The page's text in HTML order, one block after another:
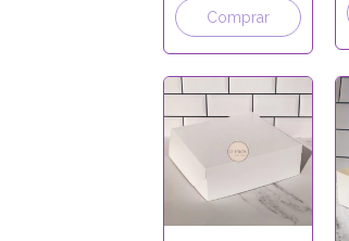
Comprar